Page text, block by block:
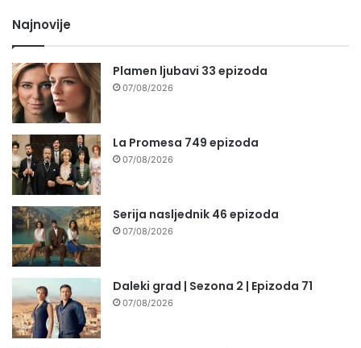
Najnovije
Plamen ljubavi 33 epizoda
07/08/2026
La Promesa 749 epizoda
07/08/2026
Serija nasljednik 46 epizoda
07/08/2026
Daleki grad | Sezona 2 | Epizoda 71
07/08/2026